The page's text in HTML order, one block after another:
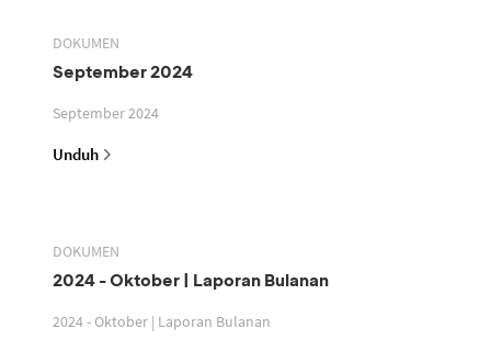
DOKUMEN
September 2024
September 2024
Unduh
DOKUMEN
2024 - Oktober | Laporan Bulanan
2024 - Oktober | Laporan Bulanan